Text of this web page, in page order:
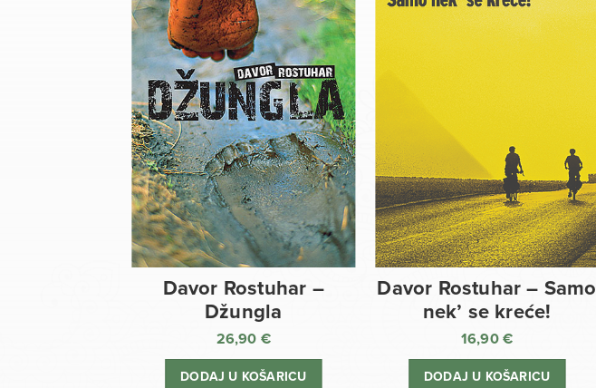
Davor Rostuhar –
Džungla
26,90 €
DODAJ U KOŠARICU
Davor Rostuhar – Samo
nek’ se kreće!
16,90€
DODAJ U KOŠARICU